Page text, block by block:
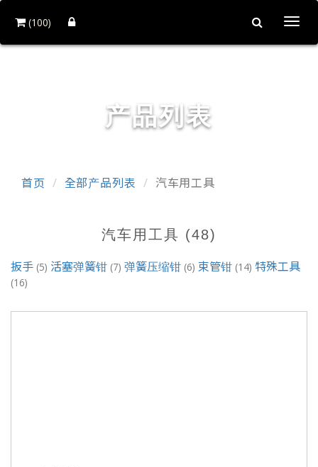
(100)
产品列表
首页 全部产品列表 汽车用工具
汽车用工具 (48)
扳手 (5) 活塞弹簧钳 (7) 弹簧压缩钳 (6) 束管钳 (14) 特殊工具
(16)